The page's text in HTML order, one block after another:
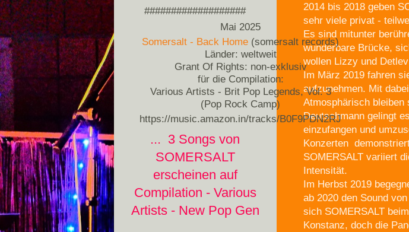
2014 bis 2018 geben
sehr viele privat -
Es sind mitunter
wunderbare Brücke,
wollen Lizzy und
Im März 2019 fahren
aufzunehmen. Mit
Atmosphärisch bleiben
Deutschmann gelingt
einzufangen und
Konzerten
SOMERSALT variiert
Intensität.
Im Herbst 2019
ab 2020 den Sound
sich SOMERSALT
Konstanz, doch die
###################
Mai 2025
Somersalt - Back Home (somersalt records)
Länder: weltweit
Grant Of Rights: non-exklusiv
für die Compilation:
Various Artists - Brit Pop Legends, Vol. 3
(Pop Rock Camp)
https://music.amazon.in/tracks/B0F9PDN2RJ
... 3 Songs von
SOMERSALT
erscheinen auf
Compilation - Various
Artists - New Pop Gen